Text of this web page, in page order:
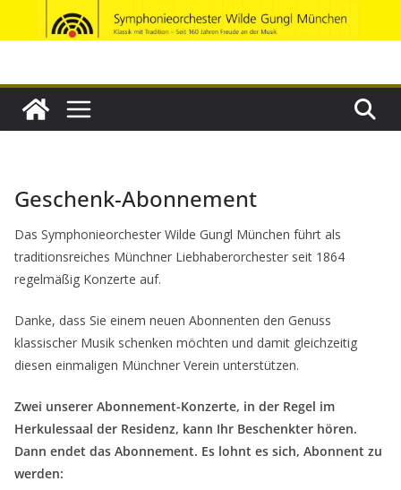
Inhalt
Geschenk-Abonnement
Das Symphonieorchester Wilde Gungl München führt als
traditionsreiches Münchner Liebhaberorchester seit 1864
regelmäßig Konzerte auf.
Danke, dass Sie einem neuen Abonnenten den Genuss
klassischer Musik schenken möchten und damit gleichzeitig
diesen einmaligen Münchner Verein unterstützen.
Zwei unserer Abonnement-Konzerte, in der Regel im
Herkulessaal der Residenz, kann Ihr Beschenkter hören.
Dann endet das Abonnement. Es lohnt es sich, Abonnent zu
werden: